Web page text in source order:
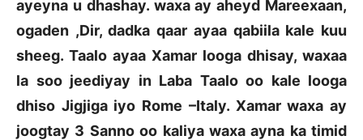
ayeyna u dhashay. waxa ay aheyd Mareexaan,
ogaden ,Dir, dadka qaar ayaa qabiila kale kuu
sheeg. Taalo ayaa Xamar looga dhisay, waxaa
la soo jeediyay in Laba Taalo oo kale looga
dhiso Jigjiga iyo Rome –Italy. Xamar waxa ay
joogtay 3 Sanno oo kaliya waxa ayna ka timid